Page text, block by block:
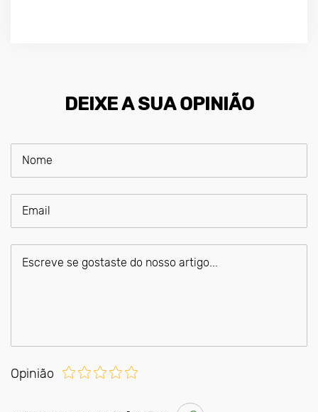
DEIXE A SUA OPINIÃO
Opinião